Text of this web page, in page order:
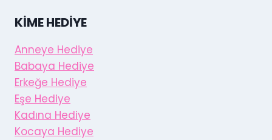
KIME HEDIYE
Anneye Hediye
Babaya Hediye
Erkeğe Hediye
Eşe Hediye
Kadına Hediye
Kocaya Hediye